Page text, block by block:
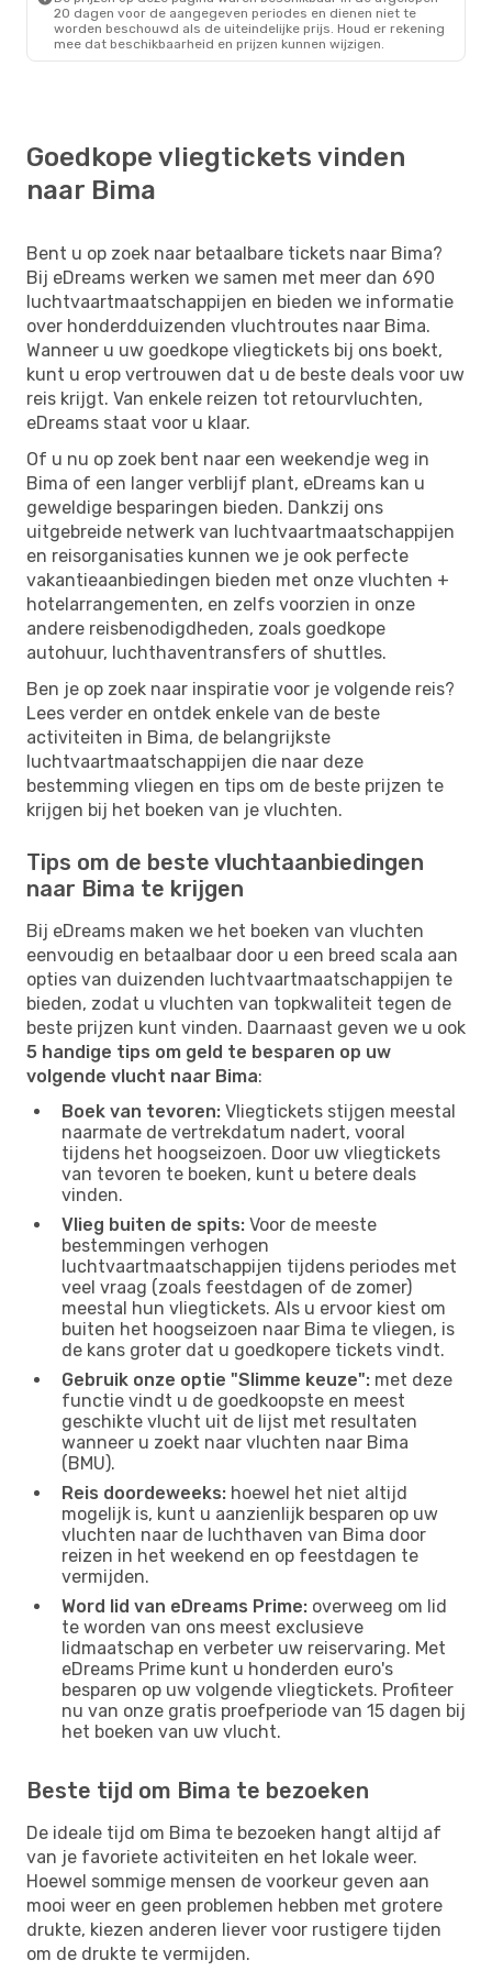
20 dagen voor de aangegeven periodes en dienen niet te
worden beschouwd als de uiteindelijke prijs. Houd er rekening
mee dat beschikbaarheid en prijzen kunnen wijzigen.
Goedkope vliegtickets vinden
naar Bima
Bent u op zoek naar betaalbare tickets naar Bima?
Bij eDreams werken we samen met meer dan 690
luchtvaartmaatschappijen en bieden we informatie
over honderdduizenden vluchtroutes naar Bima.
Wanneer u uw goedkope vliegtickets bij ons boekt,
kunt u erop vertrouwen dat u de beste deals voor uw
reis krijgt. Van enkele reizen tot retourvluchten,
eDreams staat voor u klaar.
Of u nu op zoek bent naar een weekendje weg in
Bima of een langer verblijf plant, eDreams kan u
geweldige besparingen bieden. Dankzij ons
uitgebreide netwerk van luchtvaartmaatschappijen
en reisorganisaties kunnen we je ook perfecte
vakantieaanbiedingen bieden met onze vluchten +
hotelarrangementen, en zelfs voorzien in onze
andere reisbenodigdheden, zoals goedkope
autohuur, luchthaventransfers of shuttles.
Ben je op zoek naar inspiratie voor je volgende reis?
Lees verder en ontdek enkele van de beste
activiteiten in Bima, de belangrijkste
luchtvaartmaatschappijen die naar deze
bestemming vliegen en tips om de beste prijzen te
krijgen bij het boeken van je vluchten.
Tips om de beste vluchtaanbiedingen
naar Bima te krijgen
Bij eDreams maken we het boeken van vluchten
eenvoudig en betaalbaar door u een breed scala aan
opties van duizenden luchtvaartmaatschappijen te
bieden, zodat u vluchten van topkwaliteit tegen de
beste prijzen kunt vinden. Daarnaast geven we u ook
5 handige tips om geld te besparen op uw
volgende vlucht naar Bima:
Boek van tevoren: Vliegtickets stijgen meestal
naarmate de vertrekdatum nadert, vooral
tijdens het hoogseizoen. Door uw vliegtickets
van tevoren te boeken, kunt u betere deals
vinden.
Vlieg buiten de spits: Voor de meeste
bestemmingen verhogen
luchtvaartmaatschappijen tijdens periodes met
veel vraag (zoals feestdagen of de zomer)
meestal hun vliegtickets. Als u ervoor kiest om
buiten het hoogseizoen naar Bima te vliegen, is
de kans groter dat u goedkopere tickets vindt.
Gebruik onze optie "Slimme keuze": met deze
functie vindt u de goedkoopste en meest
geschikte vlucht uit de lijst met resultaten
wanneer u zoekt naar vluchten naar Bima
(BMU).
Reis doordeweeks: hoewel het niet altijd
mogelijk is, kunt u aanzienlijk besparen op uw
vluchten naar de luchthaven van Bima door
reizen in het weekend en op feestdagen te
vermijden.
Word lid van eDreams Prime: overweeg om lid
te worden van ons meest exclusieve
lidmaatschap en verbeter uw reiservaring. Met
eDreams Prime kunt u honderden euro's
besparen op uw volgende vliegtickets. Profiteer
nu van onze gratis proefperiode van 15 dagen bij
het boeken van uw vlucht.
Beste tijd om Bima te bezoeken
De ideale tijd om Bima te bezoeken hangt altijd af
van je favoriete activiteiten en het lokale weer.
Hoewel sommige mensen de voorkeur geven aan
mooi weer en geen problemen hebben met grotere
drukte, kiezen anderen liever voor rustigere tijden
om de drukte te vermijden.